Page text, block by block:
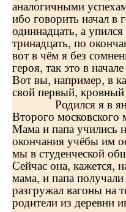
аналогичными
ибо говорить начал в
одиннадцать, а
тринадцать, по
вот в чём я без
героя, так это в
Вот вы, например, в
свой первый,
Родился я в
Второго московского
Мама и папа учились
окончания учёбы им
мы в студенческой
Сейчас она, кажется,
мама, и папа
разгружал вагоны на
родители из деревни